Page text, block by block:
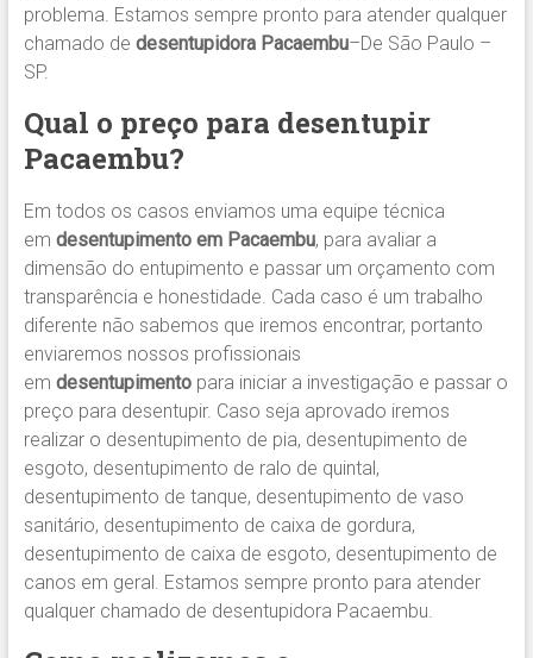
problema. Estamos sempre pronto para atender qualquer
chamado de desentupidora Pacaembu–De São Paulo –
SP.
Qual o preço para desentupir
Pacaembu?
Em todos os casos enviamos uma equipe técnica
em desentupimento em Pacaembu, para avaliar a
dimensão do entupimento e passar um orçamento com
transparência e honestidade. Cada caso é um trabalho
diferente não sabemos que iremos encontrar, portanto
enviaremos nossos profissionais
em desentupimentopara iniciar a investigação e passar o
preço para desentupir. Caso seja aprovado iremos
realizar o desentupimento de pia, desentupimento de
esgoto, desentupimento de ralo de quintal,
desentupimento de tanque, desentupimento de vaso
sanitário, desentupimento de caixa de gordura,
desentupimento de caixa de esgoto, desentupimento de
canos em geral. Estamos sempre pronto para atender
qualquer chamado de desentupidora Pacaembu.